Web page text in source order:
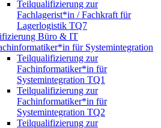
Teilqualifizierung zur
Fachlagerist*in / Fachkraft für
Lagerlogistik TQ7
Büro & IT
für Systemintegration
Teilqualifizierung zur
Fachinformatiker*in für
Systemintegration TQ1
Teilqualifizierung zur
Fachinformatiker*in für
Systemintegration TQ2
Teilqualifizierung zur